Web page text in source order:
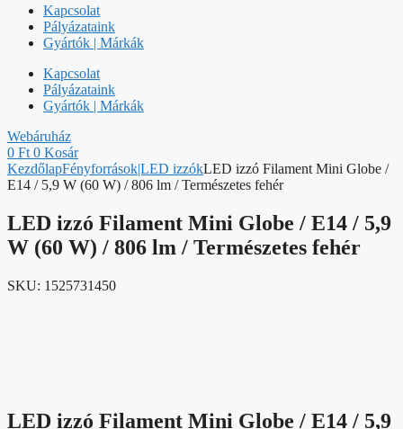
Kapcsolat
Pályázataink
Gyártók | Márkák
Kapcsolat
Pályázataink
Gyártók | Márkák
Webáruház
0 Ft 0 Kosár
KezdőlapFényforrások|LED izzókLED izzó Filament Mini Globe /
E14 / 5,9 W (60 W) / 806 lm / Természetes fehér
LED izzó Filament Mini Globe / E14 / 5,9
W (60 W) / 806 lm / Természetes fehér
SKU: 1525731450
LED izzó Filament Mini Globe / E14 / 5,9